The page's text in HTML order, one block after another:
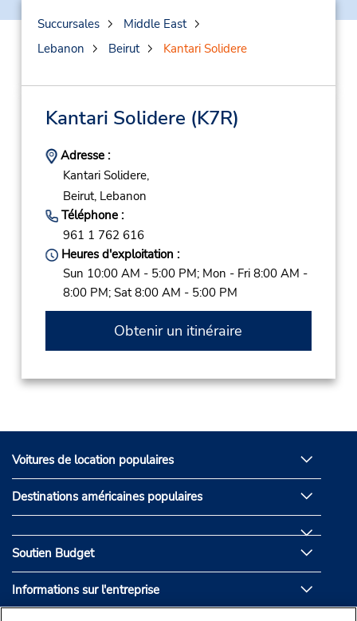
Succursales
Middle East
Lebanon
Beirut Kantari Solidere
Kantari Solidere (K7R)
Adresse :
Kantari Solidere,
Beirut, Lebanon
Téléphone :
961 1 762 616
Heures d'exploitation :
Sun 10:00 AM - 5:00 PM; Mon - Fri 8:00 AM -
8:00 PM; Sat 8:00 AM - 5:00 PM
Obtenir un itinéraire
Voitures de location populaires
Destinations américaines populaires
Soutien Budget
Informations sur l'entreprise